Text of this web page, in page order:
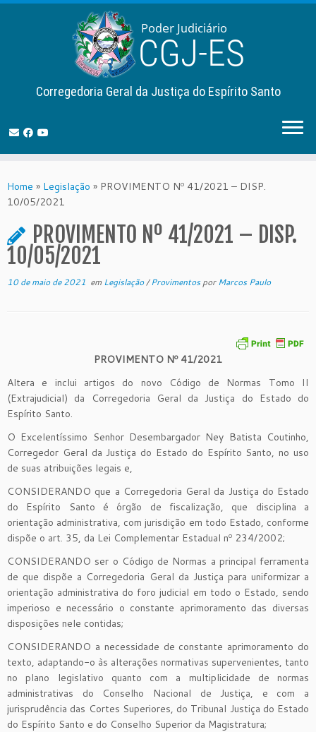
to
content
Corregedoria Geral da Justiça do Espírito Santo
Home » Legislação » PROVIMENTO Nº 41/2021 – DISP.
10/05/2021
PROVIMENTO Nº 41/2021 – DISP.
10/05/2021
10 de maio de 2021 em Legislação/ProvimentosporMarcos Paulo
PROVIMENTO Nº 41/2021
Altera e inclui artigos do novo Código de Normas Tomo II
(Extrajudicial) da Corregedoria Geral da Justiça do Estado do
Espírito Santo.
O Excelentíssimo Senhor Desembargador Ney Batista Coutinho,
Corregedor Geral da Justiça do Estado do Espírito Santo, no uso
de suas atribuições legais e,
CONSIDERANDO que a Corregedoria Geral da Justiça do Estado
do Espírito Santo é órgão de fiscalização, que disciplina a
orientação administrativa, com jurisdição em todo Estado, conforme
dispõe o art. 35, da Lei Complementar Estadual nº 234/2002;
CONSIDERANDO ser o Código de Normas a principal ferramenta
de que dispõe a Corregedoria Geral da Justiça para uniformizar a
orientação administrativa do foro judicial em todo o Estado, sendo
imperioso e necessário o constante aprimoramento das diversas
disposições nele contidas;
CONSIDERANDO a necessidade de constante aprimoramento do
texto, adaptando-o às alterações normativas supervenientes, tanto
no plano legislativo quanto com a multiplicidade de normas
administrativas do Conselho Nacional de Justiça, e com a
jurisprudência das Cortes Superiores, do Tribunal Justiça do Estado
do Espírito Santo e do Conselho Superior da Magistratura;